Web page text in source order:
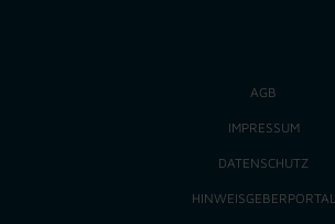
AGB
IMPRESSUM
DATENSCHUTZ
HINWEISGEBERPORTAL